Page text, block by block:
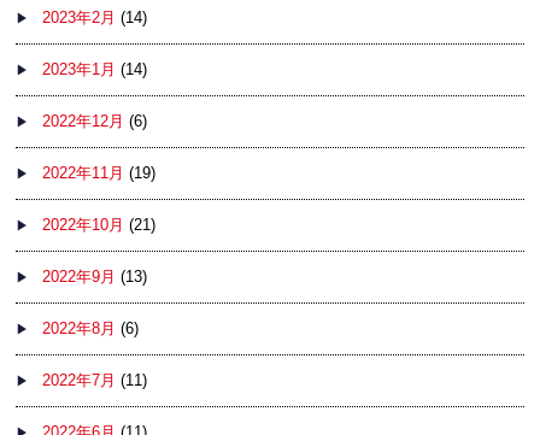
2023年2月 (14)
2023年1月 (14)
2022年12月 (6)
2022年11月 (19)
2022年10月 (21)
2022年9月 (13)
2022年8月 (6)
2022年7月 (11)